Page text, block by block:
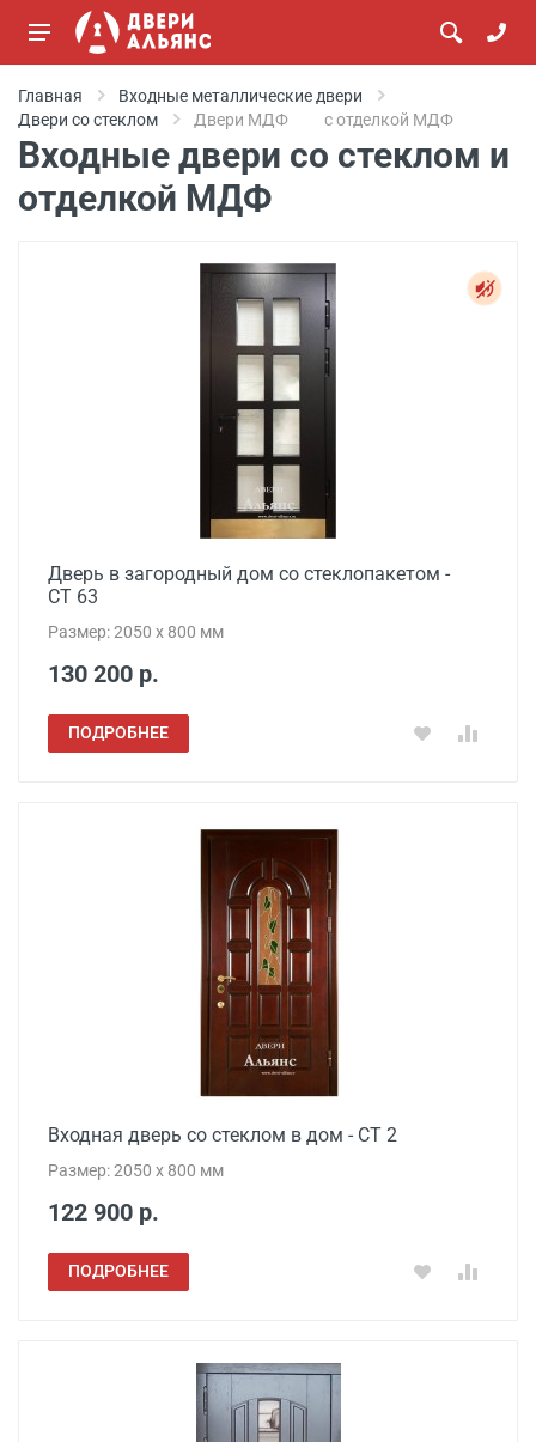
Главная
Входные металлические двери
Двери со стеклом
Двери МДФ с отделкой МДФ
Входные двери со стеклом и
отделкой МДФ
Дверь в загородный дом со стеклопакетом -
СТ 63
Размер: 2050 x 800 мм
130 200 р.
ПОДРОБНЕЕ
Входная дверь со стеклом в дом - СТ 2
Размер: 2050 x 800 мм
122 900 р.
ПОДРОБНЕЕ